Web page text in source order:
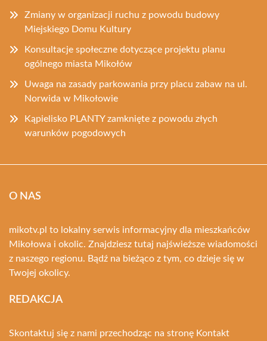
Zmiany w organizacji ruchu z powodu budowy
Miejskiego Domu Kultury
Konsultacje społeczne dotyczące projektu planu
ogólnego miasta Mikołów
Uwaga na zasady parkowania przy placu zabaw na ul.
Norwida w Mikołowie
Kąpielisko PLANTY zamknięte z powodu złych
warunków pogodowych
O NAS
mikotv.pl to lokalny serwis informacyjny dla mieszkańców
Mikołowa i okolic. Znajdziesz tutaj najświeższe wiadomości
z naszego regionu. Bądź na bieżąco z tym, co dzieje się w
Twojej okolicy.
REDAKCJA
Skontaktuj się z nami przechodząc na stronę Kontakt